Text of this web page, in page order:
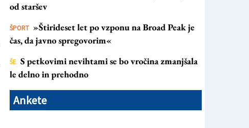
od staršev
ŠPORT »Štirideset let po vzponu na Broad Peak je
čas, da javno spregovorim«
ŠE S petkovimi nevihtami se bo vročina zmanjšala
le delno in prehodno
Ankete